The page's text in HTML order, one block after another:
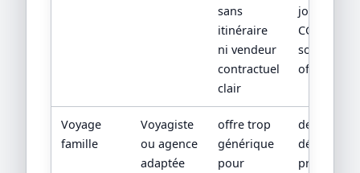
sans
itinéraire
ni vendeur
contractuel
clair
jour,
CGV/CPV et
sources
officielles
Voyage
famille
Voyagiste
ou agence
adaptée
offre trop
générique
pour
devis
détaillé,